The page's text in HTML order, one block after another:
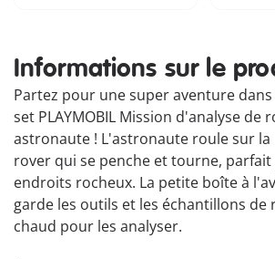
Informations sur le
Partez pour une super aventure dans
set PLAYMOBIL Mission d'analyse de
astronaute ! L'astronaute roule sur la
rover qui se penche et tourne,
endroits rocheux. La petite boîte à
garde les outils et les échantillons de
chaud pour les analyser.